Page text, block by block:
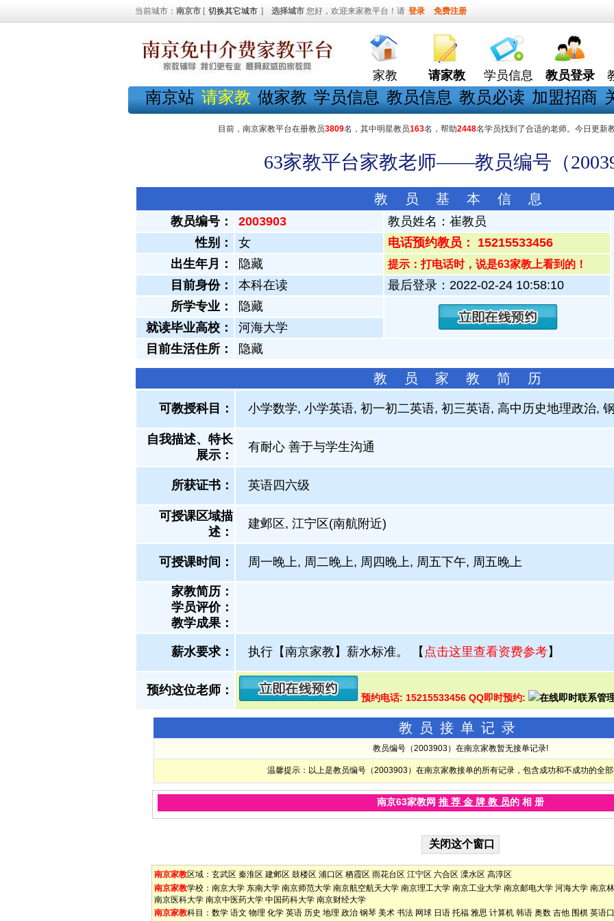
当前城市： 南京市 [ 切换其它城市 ] 选择城市 您好，欢迎来家教平台！请 登录 免费注册
家教 请家教 学员信息 教员登录
南京站 请家教 做家教 学员信息 教员信息 教员必读 加盟招商
目前，南京家教平台在册教员3809名，其中明星教员163名，帮助2448名学员找到了合适的老师。今日更新
63家教平台家教老师——教员编号（
教 员 基 本 信 息
教员编号： 2003903 教员姓名： 崔教员
性别：
女
电话预约教员： 15215533456
出生年月：
隐藏 提示：打电话时，说是63家教上看到的！
目前身份： 本科在读
最后登录：2022-02-24 10:58:10
所学专业：
隐藏
就读毕业高校：
河海大学
目前生活住所：
隐藏
教 员 家 教 简 历
可教授科目： 小学数学, 小学英语, 初一初二英语, 初三英语, 高中历史地理政治,
自我描述、特长
展示 ：
有耐心 善于与学生沟通
所获证书 ： 英语四六级
可授课区域描
述：
建邺区, 江宁区(南航附近)
可授课时间： 周一晚上, 周二晚上, 周四晚上, 周五下午, 周五晚上
家教简历：
学员评价：
教学成果：
薪水要求： 执行【南京家教】薪水标准。 【 点击这里查看资费参考】
预约这位老师：
预约电话: 15215533456 QQ即时预约:
教员接单记录
教员编号（2003903）在南京家教暂无接单记录!
温馨提示：以上是教员编号（2003903）在南京家教接单的所有记录，包含成功和不成功的全
南京63家教网 推 荐 金 牌 教 员的 相 册
南京家教区域： 玄武区 秦淮区 建邺区 鼓楼区 浦口区 栖霞区 雨花台区 江宁区 六合区 溧水区 高淳区
南京家教学校： 南京大学 东南大学 南京师范大学 南京航空航天大学 南京理工大学 南京工业大学 南京邮电大学 河海大学 南京
南京医科大学 南京中医药大学 中国药科大学 南京财经大学
南京家教科目： 数学 语文 物理 化学 英语 历史 地理 政治 钢琴 美术 书法 网球 日语 托福 雅思 计算机 韩语 奥数 吉他 围棋 英语